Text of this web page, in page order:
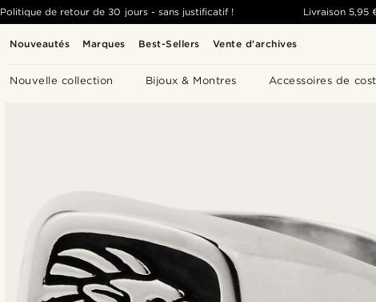
Nouveautés Marques Best-Sellers Vente d'archives
Nouvelle collection Bijoux & Montres Accessoires de
Politique de retour de 30 jours - sans justificatif ! Livraison 5,95